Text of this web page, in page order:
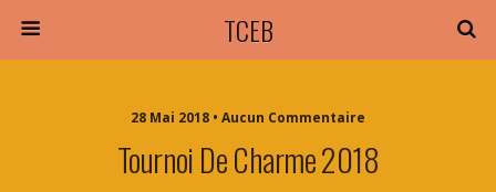
TCEB
28 Mai 2018 • Aucun Commentaire
Tournoi De Charme 2018